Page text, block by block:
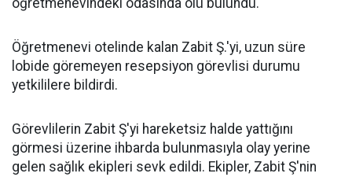
öğretmenevindeki odasında ölü bulundu.
Öğretmenevi otelinde kalan Zabit Ş.'yi, uzun süre
lobide göremeyen resepsiyon görevlisi durumu
yetkililere bildirdi.
Görevlilerin Zabit Ş'yi hareketsiz halde yattığını
görmesi üzerine ihbarda bulunmasıyla olay yerine
gelen sağlık ekipleri sevk edildi. Ekipler, Zabit Ş'nin